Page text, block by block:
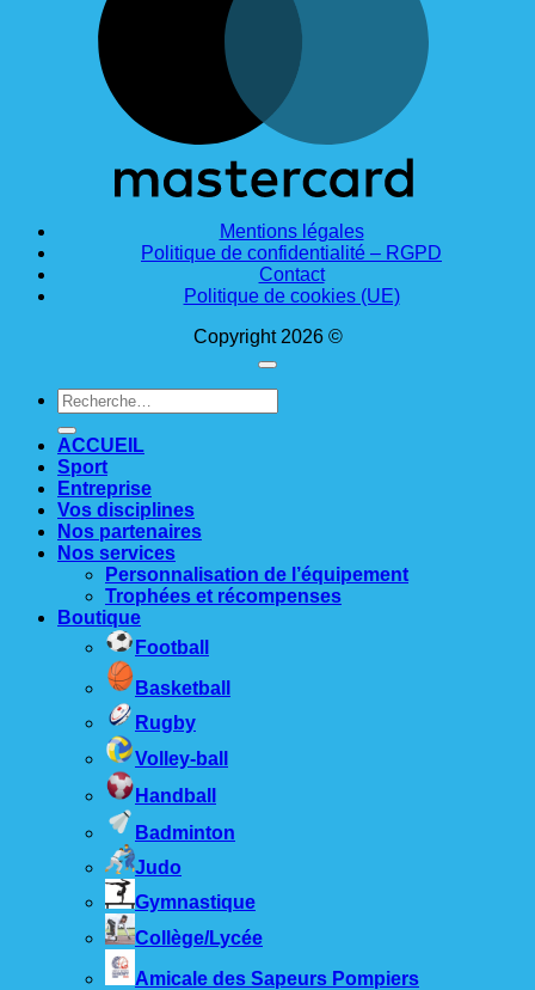
Mentions légales
Politique de confidentialité – RGPD
Contact
Politique de cookies (UE)
Copyright 2026 ©
Recherche
pour :
ACCUEIL
Sport
Entreprise
Vos disciplines
Nos partenaires
Nos services
Personnalisation de l’équipement
Trophées et récompenses
Boutique
Football
Basketball
Rugby
Volley-ball
Handball
Badminton
Judo
Gymnastique
Collège/Lycée
Amicale des Sapeurs Pompiers